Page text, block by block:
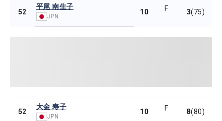
52
平尾 南生子
JPN 10 F 3(75)
52
大金 寿子
JPN
10 F 8(80)